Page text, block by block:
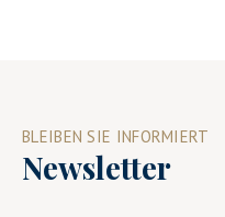
BLEIBEN SIE INFORMIERT
Newsletter